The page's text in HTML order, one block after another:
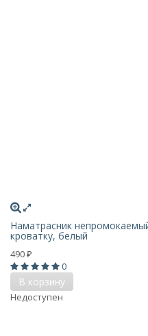
Наматрасник
кроватку, белый
490 ₽
0
В корзину
Недоступен